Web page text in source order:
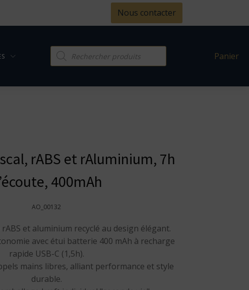
Nous contacter
Recherche
Panier
rABS et rAluminium, 7h
400mAh
AO_00132
rABS et aluminium recyclé au design élégant.
avec étui batterie 400 mAh à recharge
rapide USB-C (1,5h).
mains libres, alliant performance et style
durable.